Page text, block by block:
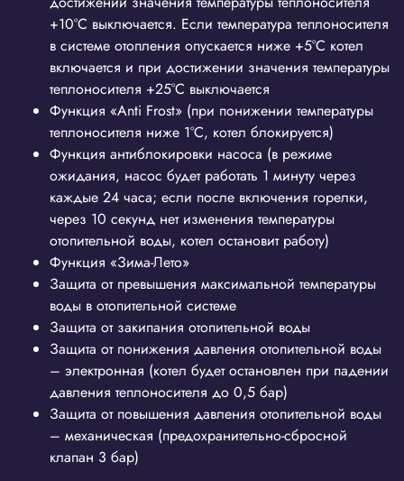
+10°С выключается. Если температура теплоносителя
в системе отопления опускается ниже +5°С котел
включается и при достижении значения температуры
теплоносителя +25°С выключается
Функция «Anti Frost» (при понижении температуры
теплоносителя ниже 1°С, котел блокируется)
Функция антиблокировки насоса (в режиме
ожидания, насос будет работать 1 минуту через
каждые 24 часа; если после включения горелки,
через 10 секунд нет изменения температуры
отопительной воды, котел остановит работу)
Функция «Зима-Лето»
Защита от превышения максимальной температуры
воды в отопительной системе
Защита от закипания отопительной воды
Защита от понижения давления отопительной воды
– электронная (котел будет остановлен при падении
давления теплоносителя до 0,5 бар)
Защита от повышения давления отопительной воды
– механическая (предохранительно-сбросной
клапан 3 бар)